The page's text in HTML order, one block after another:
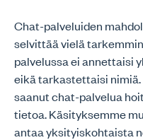
Chat-palveluiden
selvittää vielä
palvelussa ei annettaisi
eikä tarkastettaisi
saanut chat-palvelua
tietoa. Käsityksemme
antaa yksityiskohtaista